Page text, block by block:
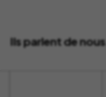
Ils parlent de nous.